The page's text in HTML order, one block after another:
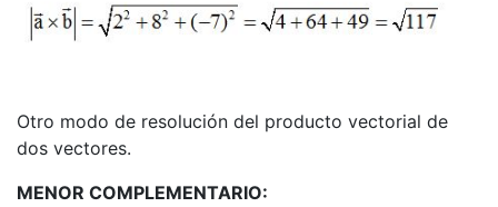
Otro modo de resolución del producto vectorial de
dos vectores.
MENOR COMPLEMENTARIO: